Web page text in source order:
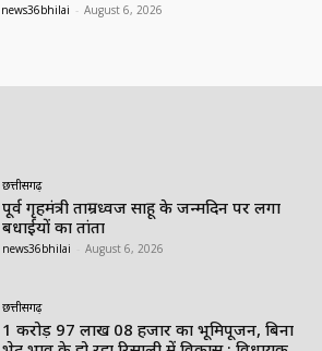
news36bhilai - August 6, 2026
छत्तीसगढ़
पूर्व गृहमंत्री ताम्रध्वज साहू के जन्मदिन पर लगा
बधाईयों का तांता
news36bhilai August 6, 2026
छत्तीसगढ़
1 करोड़ 97 लाख 08 हजार का भूमिपूजन, बिना